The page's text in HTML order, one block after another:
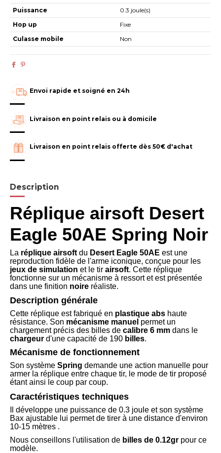
Puissance
0.3 joule(s)
Hop up
Fixe
Culasse mobile
Non
Envoi rapide et soigné en 24h
Livraison en point relais ou à domicile
Livraison en point relais offerte dès 50€ d'achat
Description
Réplique airsoft Desert
Eagle 50AE Spring Noir
La réplique airsoft du Desert Eagle 50AE est une
reproduction fidèle de l'arme iconique, conçue pour les
jeux de simulation et le tirairsoft. Cette réplique
fonctionne sur un mécanisme à ressort et est présentée
dans une finition noire réaliste.
Description générale
Cette réplique est fabriqué en plastique abs haute
résistance. Son mécanisme manuel permet un
chargement précis des billes decalibre 6 mm dans le
chargeur d'une capacité de 190 billes.
Mécanisme de fonctionnement
Son systèmeSpring demande une action manuelle pour
armer la réplique entre chaque tir, le mode de tir proposé
étant ainsi le coup par coup.
Caractéristiques techniques
Il développe une puissance de 0.3 joule et son système
Bax ajustable lui permet de tirer à une distance d'environ
10-15 mètres .
Nous conseillons l'utilisation de billes de 0.12gr pour ce
modèle.